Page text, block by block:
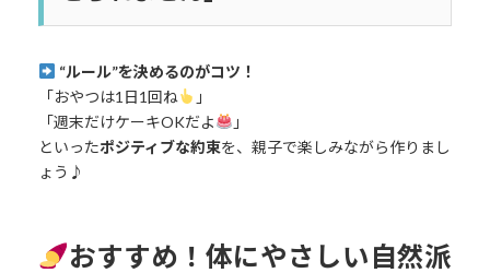
“ルール”を決めるのがコツ！
「おやつは1日1回ね
」
「週末だけケーキOKだよ
」
といったポジティブな約束を、親子で楽しみながら作りまし
ょう♪
おすすめ！体にやさしい自然派